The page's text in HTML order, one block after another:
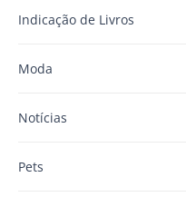
Indicação de Livros
Moda
Notícias
Pets